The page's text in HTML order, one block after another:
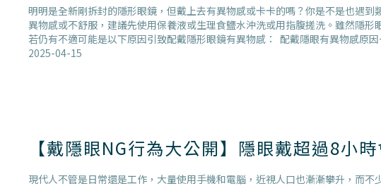
明明是全新剛拆封的隱形眼鏡，但戴上去有異物感或卡卡的嗎？你是不是也遇
異物感或不舒服，建議先使用保養液或生理食鹽水沖洗或用指腹搓洗。雖然隱
若仍有不適可能是以下原因引致配戴隱形眼鏡有異物感： 配戴隱眼有異物感原
2025-04-15
【戴隱眼NG行為大公開】隱眼戴超過8小
現代人不管是日常還是工作，大量使用手機和電腦，近視人口也漸漸攀升，而